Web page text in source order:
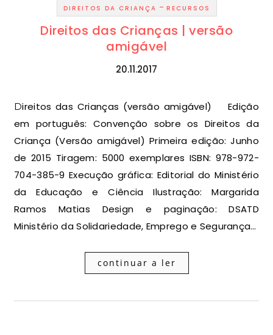
DIREITOS DA CRIANÇA - RECURSOS
Direitos das Crianças | versão
amigável
20.11.2017
Direitos das Crianças (versão amigável) Edição
em português: Convenção sobre os Direitos da
Criança (Versão amigável) Primeira edição: Junho
de 2015 Tiragem: 5000 exemplares ISBN: 978-972-
704-385-9 Execução gráfica: Editorial do Ministério
da Educação e Ciência Ilustração: Margarida
Ramos Matias Design e paginação: DSATD
Ministério da Solidariedade, Emprego e Segurança…
continuar a ler